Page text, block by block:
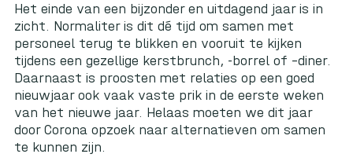
Het einde van een bijzonder en uitdagend jaar is in
zicht. Normaliter is dit dé tijd om samen met
personeel terug te blikken en vooruit te kijken
tijdens een gezellige kerstbrunch, -borrel of –diner.
Daarnaast is proosten met relaties op een goed
nieuwjaar ook vaak vaste prik in de eerste weken
van het nieuwe jaar. Helaas moeten we dit jaar
door Corona opzoek naar alternatieven om samen
te kunnen zijn.